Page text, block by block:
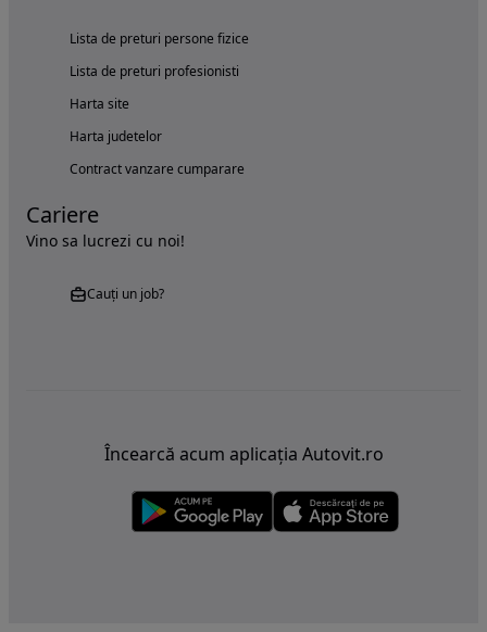
Lista de preturi persone fizice
Lista de preturi profesionisti
Harta site
Harta judetelor
Contract vanzare cumparare
Cariere
Vino sa lucrezi cu noi!
Cauți un job?
Încearcă acum aplicația Autovit.ro